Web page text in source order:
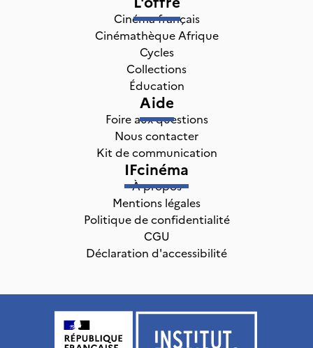
Cinéma français
Cinémathèque Afrique
Cycles
Collections
Éducation
Aide
Foire aux questions
Nous contacter
Kit de communication
IFcinéma
À propos
Mentions légales
Politique de confidentialité
CGU
Déclaration d'accessibilité